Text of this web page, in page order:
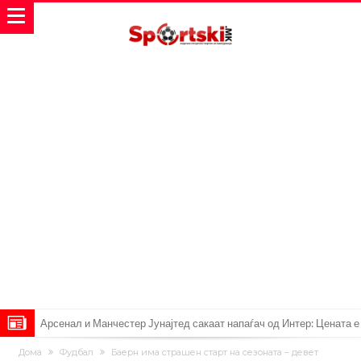
Арсенал и Манчестер Јунајтед сакаат напаѓач од Интер: Цената е
85 милиони евра
Манчестер Сити за 100 милиони евра ја носи сензацијата од СП
Дома Фудбал
Баерн има страшен старт на сезоната – девет